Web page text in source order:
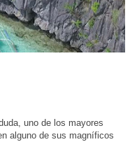
uno de los mayores
alguno de sus magníficos